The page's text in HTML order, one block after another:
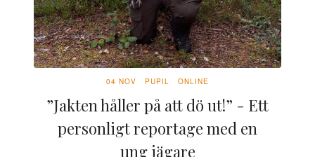
04 NOV PUPIL ONLINE
”Jakten håller på att dö ut!” - Ett
personligt reportage med en
ung jägare